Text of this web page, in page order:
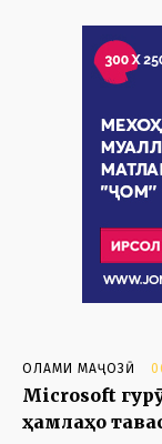
ОЛАМИ МАҶОЗӢ
Microsoft
ҳамлаҳо